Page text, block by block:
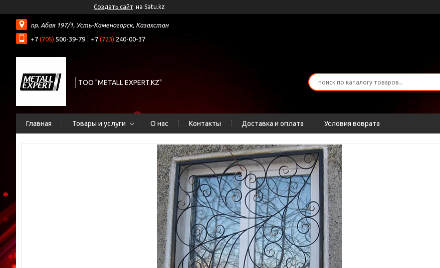
Создать сайт на Satu.kz
пр. Абая 197/1, Усть-Каменогорск, Казахстан
+7 (705) 500-39-79 +7 (723) 240-00-37
ТОО "METALL EXPERT.KZ"
Главная Товары и услуги О нас Контакты Доставка и оплата Условия воврата